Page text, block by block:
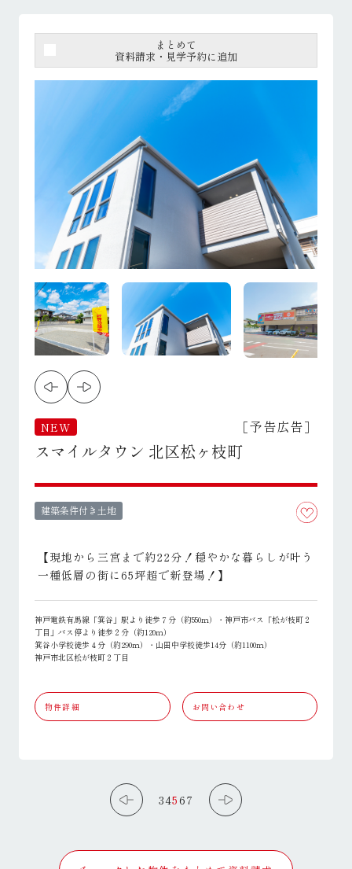
まとめて
資料請求・見学予約に追加
NEW ［予告広告］
スマイルタウン 北区松ヶ枝町
建築条件付き土地
【現地から三宮まで約22分！穏やかな暮らしが叶う
一種低層の街に65坪超で新登場！】
神戸電鉄有馬線「箕谷」駅より徒歩７分（約550ｍ）・神戸市バス「松が枝町２
丁目」バス停より徒歩２分（約120ｍ）
箕谷小学校徒歩４分（約290ｍ）・山田中学校徒歩14分（約1100ｍ）
神戸市北区松が枝町２丁目
物件詳細 お問い合わせ
34567